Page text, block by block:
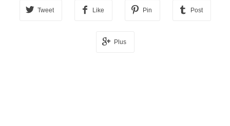
Tweet Like Pin Post
Plus